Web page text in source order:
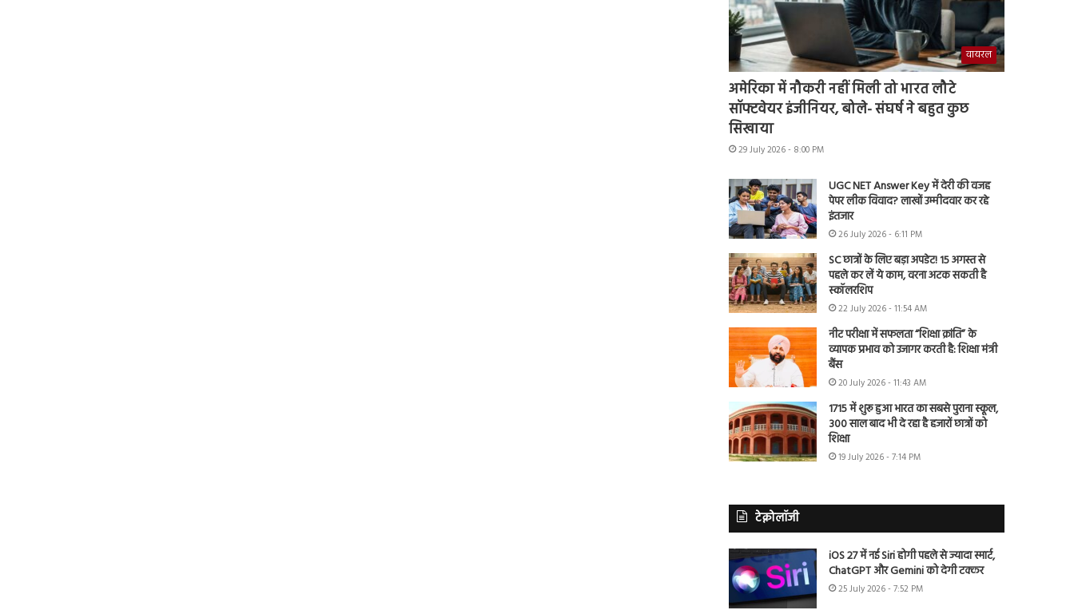
वायरल
अमेरिका में नौकरी नहीं मिली तो भारत लौटे
सॉफ्टवेयर इंजीनियर, बोले- संघर्ष ने बहुत कुछ
सिखाया
29 July 2026 - 8:00 PM
UGC NET Answer Key में देरी की वजह
पेपर लीक विवाद? लाखों उम्मीदवार कर रहे
इंतजार
26 July 2026 - 6:11 PM
SC छात्रों के लिए बड़ा अपडेट! 15 अगस्त से
पहले कर लें ये काम, वरना अटक सकती है
स्कॉलरशिप
22 July 2026 - 11:54 AM
नीट परीक्षा में सफलता “शिक्षा क्रांति” के
व्यापक प्रभाव को उजागर करती है: शिक्षा मंत्री
बैंस
20 July 2026 - 11:43 AM
1715 में शुरू हुआ भारत का सबसे पुराना स्कूल,
300 साल बाद भी दे रहा है हजारों छात्रों को
शिक्षा
19 July 2026 - 7:14 PM
टेक्नोलॉजी
iOS 27 में नई Siri होगी पहले से ज्यादा स्मार्ट,
ChatGPT और Gemini को देगी टक्कर
25 July 2026 - 7:52 PM